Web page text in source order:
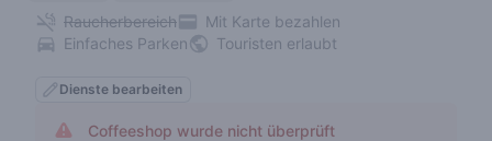
Raucherbereich
Mit Karte bezahlen
Einfaches Parken
Touristen erlaubt
Dienste bearbeiten
Coffeeshop wurde nicht überprüft